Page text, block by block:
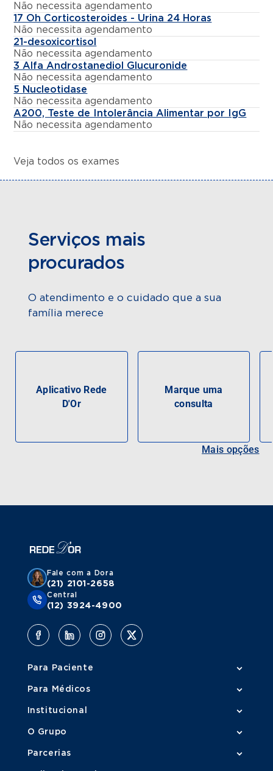
Não necessita agendamento
17 Oh Corticosteroides - Urina 24 Horas
Não necessita agendamento
21-desoxicortisol
Não necessita agendamento
3 Alfa Androstanediol Glucuronide
Não necessita agendamento
5 Nucleotidase
Não necessita agendamento
A200, Teste de Intolerância Alimentar por IgG
Não necessita agendamento
Veja todos os exames
Serviços mais
procurados
O atendimento e o cuidado que a sua
família merece
Aplicativo Rede
D'Or
Marque uma
consulta
Mais opções
Fale com a Dora
(21) 2101-2658
Central
(12) 3924-4900
Para Paciente
Para Médicos
Institucional
O Grupo
Parcerias